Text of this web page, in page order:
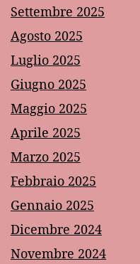
Settembre 2025
Agosto 2025
Luglio 2025
Giugno 2025
Maggio 2025
Aprile 2025
Marzo 2025
Febbraio 2025
Gennaio 2025
Dicembre 2024
Novembre 2024